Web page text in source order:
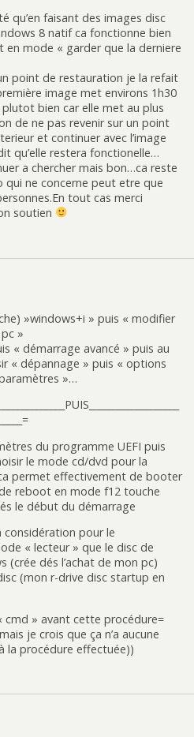
qu’en faisant des images disc
8 natif ca fonctionne bien
en mode « garder que la derniere
point de restauration je la refait
image met environs 1h30
plutot bien car elle met au plus
de ne pas revenir sur un point
et continuer avec l’image
qu’elle restera fonctionelle…
a chercher mais bon…ca reste
qui ne concerne peut etre que
tout cas merci
soutien
»windows+i » puis « modifier
»
« démarrage avancé » puis au
« dépannage » puis « options
»…
du programme UEFI puis
le mode cd/dvd pour la
permet effectivement de booter
reboot en mode f12 touche
le début du démarrage
considération pour le
« lecteur » que le disc de
(crée dés l’achat de mon pc)
(mon r-drive disc startup en
cmd » avant cette procédure=
je crois que ça n’a aucune
la procédure effectuée))